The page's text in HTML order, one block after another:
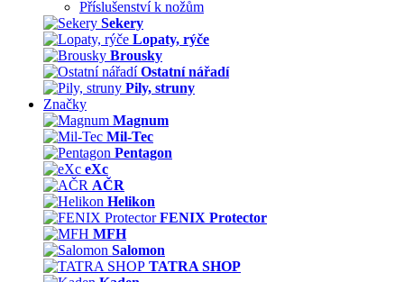
Příslušenství k nožům
Sekery
Lopaty, rýče
Brousky
Ostatní nářadí
Pily, struny
Značky
Magnum
Mil-Tec
Pentagon
eXc
AČR
Helikon
FENIX Protector
MFH
Salomon
TATRA SHOP